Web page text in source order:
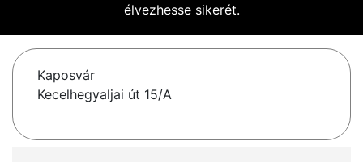
élvezhesse sikerét.
Kaposvár
Kecelhegyaljai út 15/A